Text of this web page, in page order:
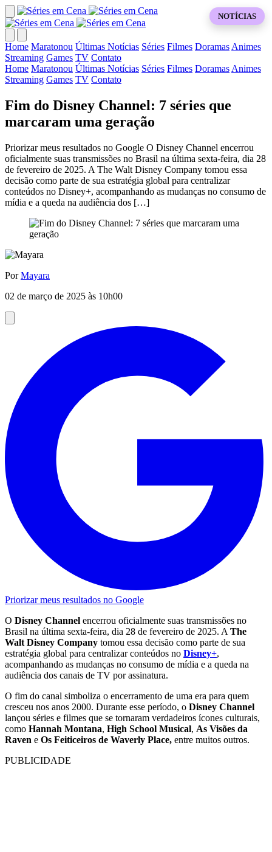
Home Maratonou Últimas Notícias Séries Filmes Doramas Animes
Streaming Games TV Contato
Home Maratonou Últimas Notícias Séries Filmes Doramas Animes
Streaming Games TV Contato
Fim do Disney Channel: 7 séries que
marcaram uma geração
Priorizar meus resultados no Google O Disney Channel encerrou
oficialmente suas transmissões no Brasil na última sexta-feira, dia 28
de fevereiro de 2025. A The Walt Disney Company tomou essa
decisão como parte de sua estratégia global para centralizar
conteúdos no Disney+, acompanhando as mudanças no consumo de
mídia e a queda na audiência dos […]
NOTÍCIAS
PorMayara
02 de março de 2025 às 10h00
Priorizar meus resultados no Google
O Disney Channel encerrou oficialmente suas transmissões no
Brasil na última sexta-feira, dia 28 de fevereiro de 2025. A The
Walt Disney Company tomou essa decisão como parte de sua
estratégia global para centralizar conteúdos no Disney+,
acompanhando as mudanças no consumo de mídia e a queda na
audiência dos canais de TV por assinatura.
O fim do canal simboliza o encerramento de uma era para quem
cresceu nos anos 2000. Durante esse período, o Disney Channel
lançou séries e filmes que se tornaram verdadeiros ícones culturais,
como Hannah Montana, High School Musical, As Visões da
Raven e Os Feiticeiros de Waverly Place, entre muitos outros.
PUBLICIDADE